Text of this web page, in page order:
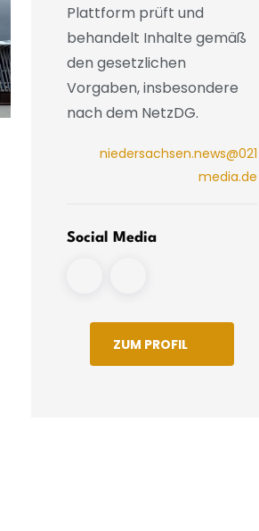
Unbeständiges Wetter:
Schauer und Gewitter –
Plattform prüft und
behandelt Inhalte gemäß
den gesetzlichen
Vorgaben, insbesondere
nach dem NetzDG.
niedersachsen.news@021
media.de
Social Media
ZUM PROFIL